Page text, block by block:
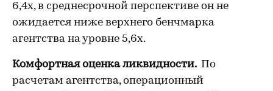
6,4х, в среднесрочной перспективе он не
ожидается ниже верхнего бенчмарка
агентства на уровне 5,6х.
Комфортная оценка ликвидности. По
расчетам агентства, операционный